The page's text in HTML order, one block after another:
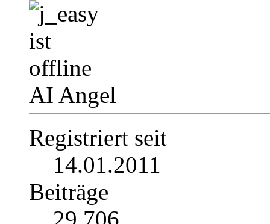
AI Angel
Registriert seit
14.01.2011
Beiträge